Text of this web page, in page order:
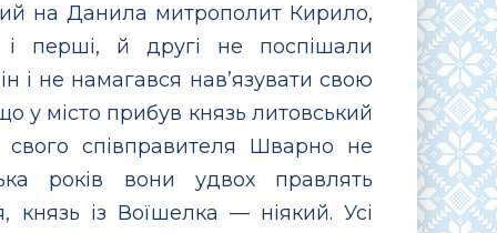
на Данила митрополит Кирило,
і перші, й другі не поспішали
і не намагався нав’язувати свою
у місто прибув князь литовський
співправителя Шварно не
років вони удвох правлять
князь із Воїшелка — ніякий. Усі